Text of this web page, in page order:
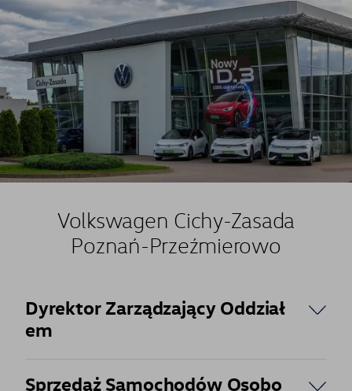
Volkswagen Cichy-Zasada
Poznań-Przeźmierowo
Dyrektor Zarządzający Oddział
em
Sprzedaż Samochodów Osobo